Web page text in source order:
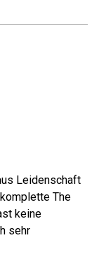
Leidenschaft
The
keine
sehr